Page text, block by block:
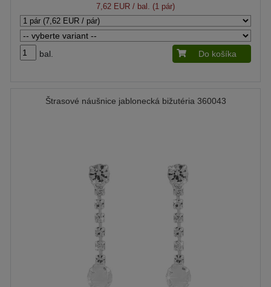
7,62 EUR / bal. (1 pár)
bal. Do košíka
Štrasové náušnice jablonecká bižutéria 360043